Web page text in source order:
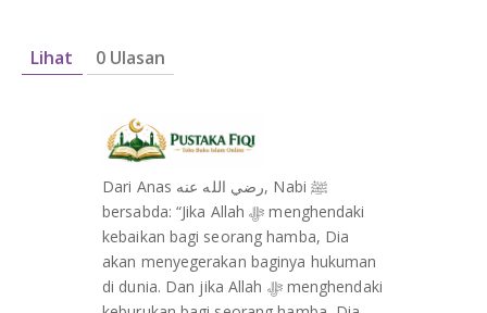
Lihat 0 Ulasan
Dari Anas رضي الله عنه, Nabi ﷺ
bersabda: “Jika Allah ﷻ menghendaki
kebaikan bagi seorang hamba, Dia
akan menyegerakan baginya hukuman
di dunia. Dan jika Allah ﷻ menghendaki